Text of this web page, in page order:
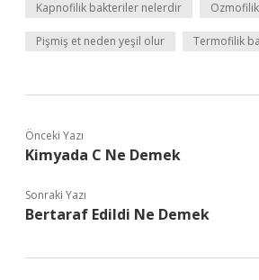
Kapnofilik bakteriler nelerdir
Pişmiş et neden yeşil olur Termofilik
Önceki Yazı
Kimyada C Ne Demek
Sonraki Yazı
Bertaraf Edildi Ne Demek